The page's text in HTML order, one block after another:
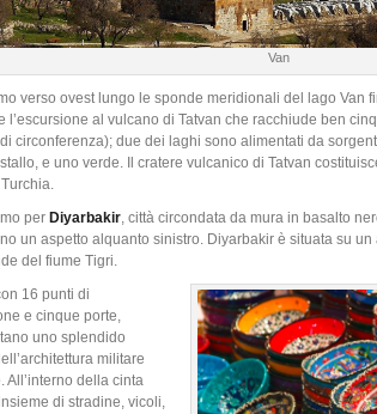
Van
verso ovest lungo le sponde meridionali del lago Van
l’escursione al vulcano di Tatvan che racchiude ben
circonferenza); due dei laghi sono alimentati da
e uno verde. Il cratere vulcanico di Tatvan
per Diyarbakir, città circondata da mura in basalto
un aspetto alquanto sinistro. Diyarbakir è situata su
del fiume Tigri.
16 punti di
e cinque porte,
uno splendido
militare
All’interno della cinta
di stradine, vicoli,